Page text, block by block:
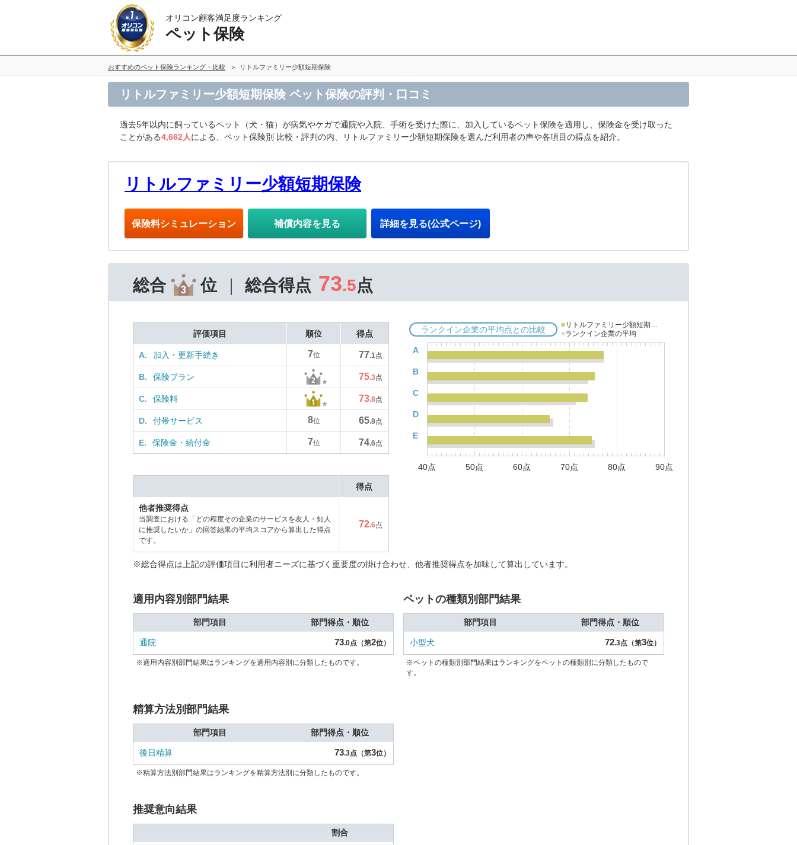
オリコン顧客満足度ランキング
ペット保険
おすすめのペット保険ランキング・比較 リトルファミリー少額短期保険
リトルファミリー少額短期保険 ペット保険の評判・口コミ
過去5年以内に飼っているペット（犬・猫）が病気やケガで通院や入院、手術を受けた際に、加入しているペット保険を適用し、保険金を受け取った
ことがある4,662人による、ペット保険別 比較・評判の内、リトルファミリー少額短期保険を選んだ利用者の声や各項目の得点を紹介。
リトルファミリー少額短期保険
保険料シミュレーション 補償内容を見る 詳細を見る(公式ページ)
総合 位 総合得点 73.5点
評価項目 順位 得点
A. 加入・更新手続き 7位 77.1点
B. 保険プラン 75.3点
C. 保険料 73.8点
D. 付帯サービス 8位 65.8点
E. 保険金・給付金 7位 74.6点
ランクイン企業の平均点との比較 ■リトルファミリー少額短期保険
■ランクイン企業の平均
A
B
C
D
E
40点 50点 60点 70点 80点 90点
得点
他者推奨得点
当調査における「どの程度その企業のサービスを友人・知人
に推奨したいか」の回答結果の平均スコアから算出した得点
です。
72.6点
※総合得点は上記の評価項目に利用者ニーズに基づく重要度の掛け合わせ、他者推奨得点を加味して算出しています。
適用内容別部門結果
部門項目 部門得点・順位
通院 73.0点（第2位）
※適用内容別部門結果はランキングを適用内容別に分類したものです。
ペットの種類別部門結果
部門項目 部門得点・順位
小型犬 72.3点（第3位）
※ペットの種類別部門結果はランキングをペットの種類別に分類したもので
す。
精算方法別部門結果
部門項目 部門得点・順位
後日精算 73.3点（第3位）
※精算方法別部門結果はランキングを精算方法別に分類したものです。
推奨意向結果
割合